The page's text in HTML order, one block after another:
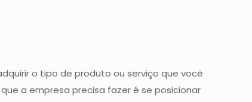
o tipo de produto ou serviço que você
a empresa precisa fazer é se posicionar